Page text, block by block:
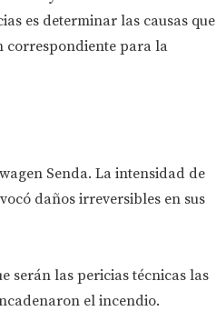
es determinar las causas que
correspondiente para la
Senda. La intensidad de
daños irreversibles en sus
serán las pericias técnicas las
el incendio.